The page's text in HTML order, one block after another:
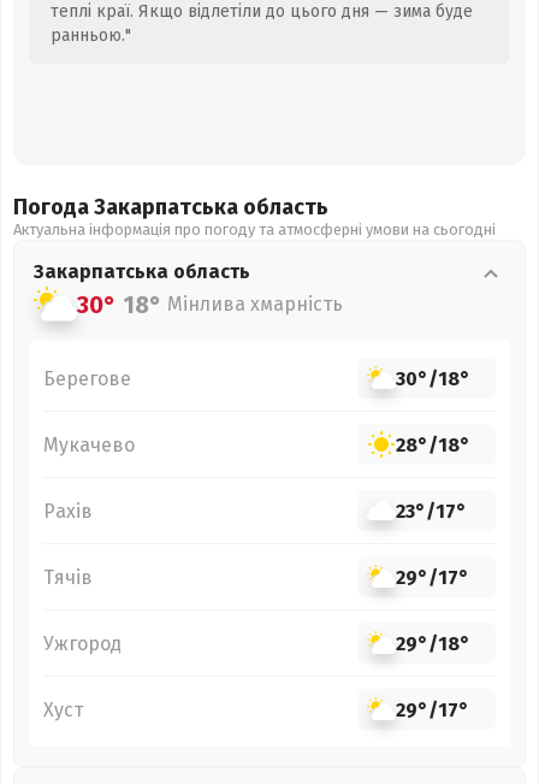
теплі краї. Якщо відлетіли до цього дня — зима буде
ранньою."
Погода Закарпатська область
Актуальна інформація про погоду та атмосферні умови на сьогодні
Закарпатська область
30° 18° Мінлива хмарність
Берегове 30°/18°
Мукачево 28°/18°
Рахів 23°/17°
Тячів 29°/17°
Ужгород 29°/18°
Хуст 29°/17°